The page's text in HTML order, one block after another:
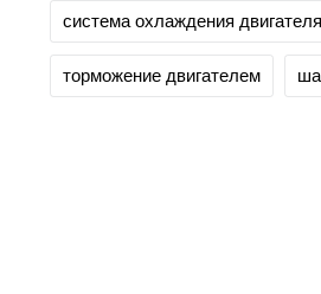
система охлаждения двигателя
торможение двигателем